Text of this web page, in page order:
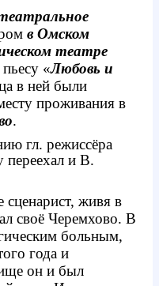
в Омском
театре
пьесу «Любовь и
в ней были
проживания в
.
гл. режиссёра
переехал и В.
сценарист, живя в
своё Черемхово. В
больным,
года и
он и был